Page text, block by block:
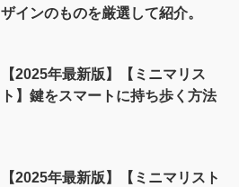
ザインのものを厳選して紹介。
【2025年最新版】【ミニマリス
ト】鍵をスマートに持ち歩く方法
【2025年最新版】【ミニマリスト